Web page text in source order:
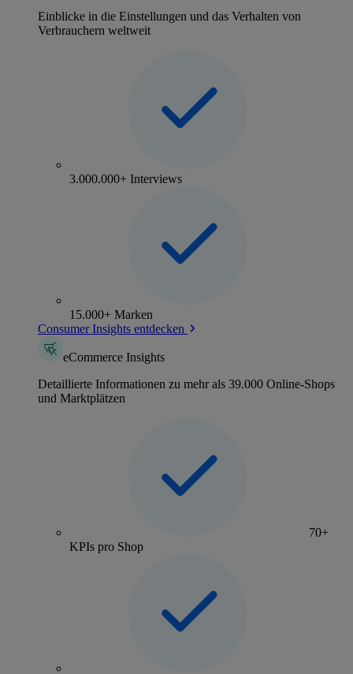
Einblicke in die Einstellungen und das Verhalten von
Verbrauchern weltweit
3.000.000+ Interviews
15.000+ Marken
Consumer Insights entdecken
eCommerce Insights
Detaillierte Informationen zu mehr als 39.000 Online-Shops
und Marktplätzen
70+
KPIs pro Shop